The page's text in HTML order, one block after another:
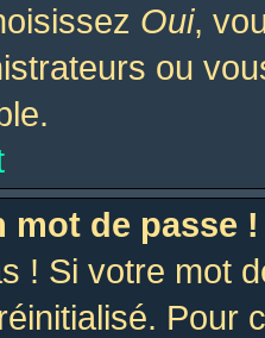
Oui,
ou
mot de passe !
! Si votre mot
Pour